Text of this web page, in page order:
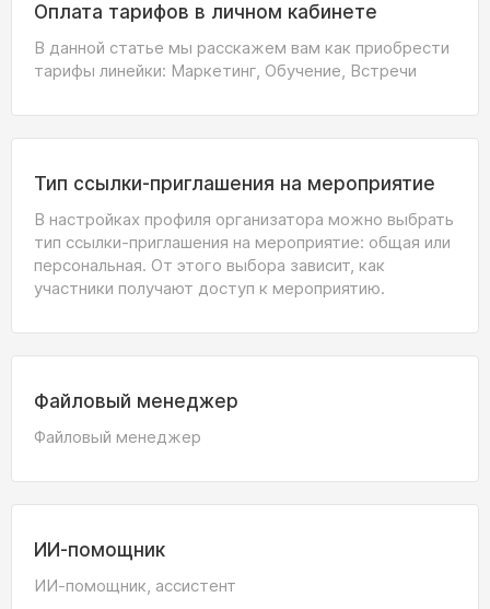
Оплата тарифов в личном кабинете
В данной статье мы расскажем вам как приобрести
тарифы линейки: Маркетинг, Обучение, Встречи
Тип ссылки-приглашения на мероприятие
В настройках профиля организатора можно выбрать
тип ссылки-приглашения на мероприятие: общая или
персональная. От этого выбора зависит, как
участники получают доступ к мероприятию.
Файловый менеджер
Файловый менеджер
ИИ-помощник
ИИ-помощник, ассистент